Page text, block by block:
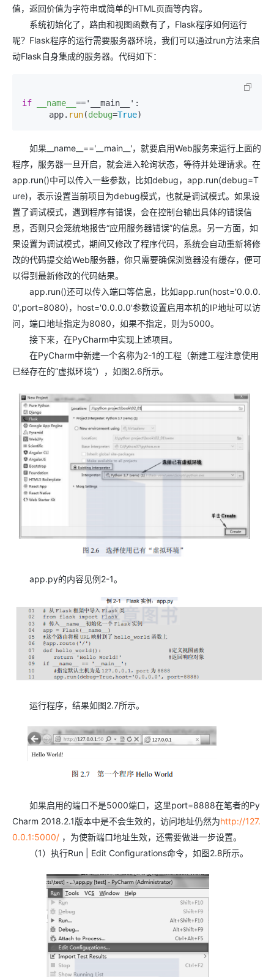
值，返回价值为字符串或简单的HTML页面等内容。
系统初始化了，路由和视图函数有了，Flask程序如何运行
呢？Flask程序的运行需要服务器环境，我们可以通过run方法来启
动Flask自身集成的服务器。代码如下：
if __name__ =='__main__':
app. run(debug=True)
如果__name__=='__main__'，就要启用Web服务来运行上面的
程序，服务器一旦开启，就会进入轮询状态，等待并处理请求。在
app.run()中可以传入一些参数，比如debug，app.run(debug=T
ure)，表示设置当前项目为debug模式，也就是调试模式。如果设
置了调试模式，遇到程序有错误，会在控制台输出具体的错误信
息，否则只会笼统地报告“应用服务器错误”的信息。另一方面，如
果设置为调试模式，期间又修改了程序代码，系统会自动重新将修
改的代码提交给Web服务器，你只需要确保浏览器没有缓存，便可
以得到最新修改的代码结果。
app.run()还可以传入端口等信息，比如app.run(host='0.0.0.
0',port=8080)，host='0.0.0.0'参数设置启用本机的IP地址可以访
问，端口地址指定为8080，如果不指定，则为5000。
接下来，在PyCharm中实现上述项目。
在PyCharm中新建一个名称为2-1的工程（新建工程注意使用
已经存在的“虚拟环境”），如图2.6所示。
app.py的内容见例2-1。
运行程序，结果如图2.7所示。
如果启用的端口不是5000端口，这里port=8888在笔者的Py
Charm 2018.2.1版本中是不会生效的，访问地址仍然为http://127.
0.0.1:5000/ ，为使新端口地址生效，还需要做进一步设置。
（1）执行Run | Edit Configurations命令，如图2.8所示。